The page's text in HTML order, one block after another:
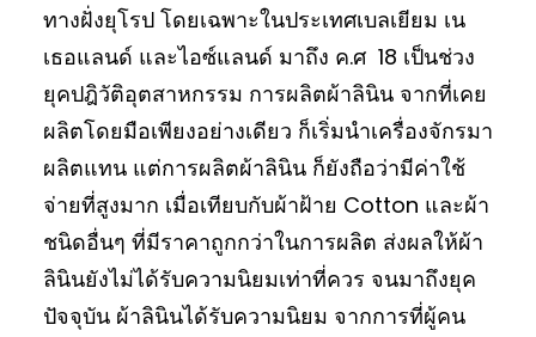
ทางฝั่งยุโรป โดยเฉพาะในประเทศเบลเยียม เน
เธอแลนด์ และไอซ์แลนด์ มาถึง ค.ศ 18 เป็นช่วง
ยุคปฎิวัติอุตสาหกรรม การผลิตผ้าลินิน จากที่เคย
ผลิตโดยมือเพียงอย่างเดียว ก็เริ่มนำเครื่องจักรมา
ผลิตแทน แต่การผลิตผ้าลินิน ก็ยังถือว่ามีค่าใช้
จ่ายที่สูงมาก เมื่อเทียบกับผ้าฝ้าย Cotton และผ้า
ชนิดอื่นๆ ที่มีราคาถูกกว่าในการผลิต ส่งผลให้ผ้า
ลินินยังไม่ได้รับความนิยมเท่าที่ควร จนมาถึงยุค
ปัจจุบัน ผ้าลินินได้รับความนิยม จากการที่ผู้คน